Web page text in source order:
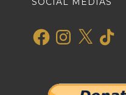
FacebookInstagram
X TikTok